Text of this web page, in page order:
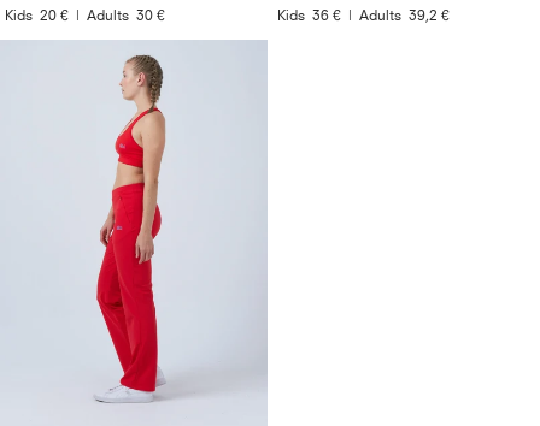
Kids 20 € | Adults 30 € Kids 36 € | Adults 39,2 €